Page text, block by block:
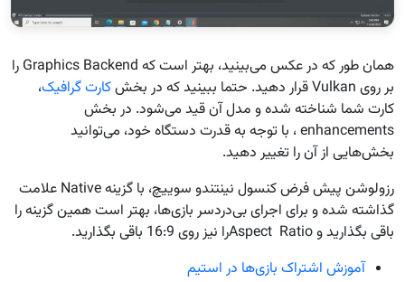
همان طور که در عکس می‌بینید، بهتر است که Graphics Backend را
بر روی Vulkan قرار دهید. حتما ببینید که در بخش
کارت گرافیک،
کارت شما شناخته شده و مدل آن قید می‌شود. در بخش
enhancements ، با توجه به قدرت دستگاه خود، می‌توانید
بخش‌هایی از آن را تغییر دهید.
رزولوشن پیش فرض کنسول نینتندو سوییچ، با گزینه Native علامت
گذاشته شده و برای اجرای بی‌دردسر بازی‌ها، بهتر است همین گزینه را
باقی بگذارید و Aspect Ratioرا نیز روی 16:9 باقی بگذارید.
آموزش اشتراک بازی‌ها در استیم